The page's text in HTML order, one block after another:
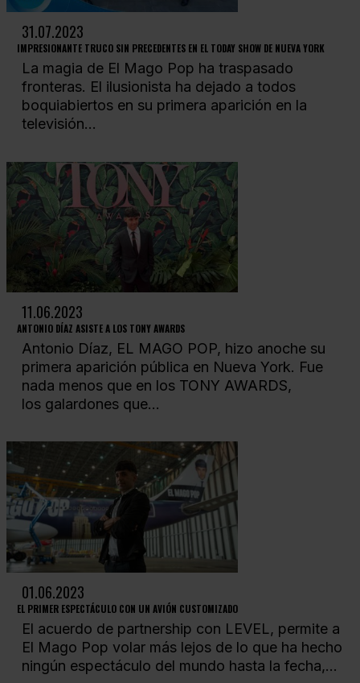
31.07.2023
IMPRESIONANTE TRUCO SIN PRECEDENTES EN EL TODAY SHOW DE NUEVA YORK
La magia de El Mago Pop ha traspasado
fronteras. El ilusionista ha dejado a todos
boquiabiertos en su primera aparición en la
televisión...
11.06.2023
ANTONIO DÍAZ ASISTE A LOS TONY AWARDS
Antonio Díaz, EL MAGO POP, hizo anoche su
primera aparición pública en Nueva York. Fue
nada menos que en los TONY AWARDS,
los galardones que...
01.06.2023
EL PRIMER ESPECTÁCULO CON UN AVIÓN CUSTOMIZADO
El acuerdo de partnership con LEVEL, permite a
El Mago Pop volar más lejos de lo que ha hecho
ningún espectáculo del mundo hasta la fecha,...